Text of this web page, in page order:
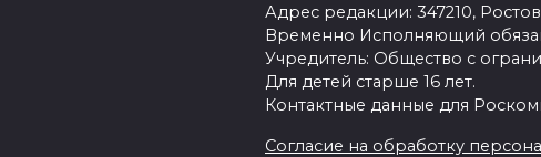
Адрес редакции: 347210,
Временно Исполняющий
Учредитель: Общество с
Для детей старше 16 лет.
Контактные данные для
Согласие на обработку